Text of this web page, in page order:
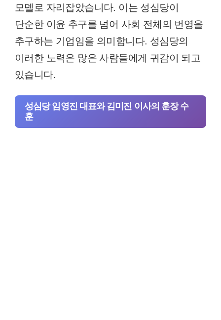
모델로 자리잡았습니다. 이는 성심당이
단순한 이윤 추구를 넘어 사회 전체의 번영을
추구하는 기업임을 의미합니다. 성심당의
이러한 노력은 많은 사람들에게 귀감이 되고
있습니다.
성심당 임영진 대표와 김미진 이사의 훈장 수
훈